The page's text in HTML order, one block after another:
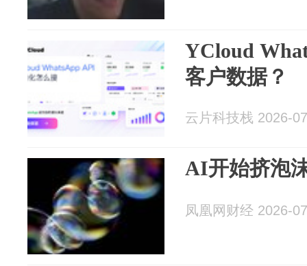
YCloud
客户数据？
云片科技栈 2026-
AI开始挤泡
凤凰网财经 2026-